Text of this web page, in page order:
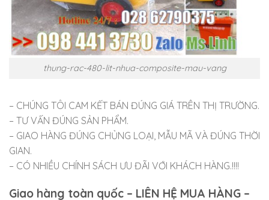
thung-rac-480-lit-nhua-composite-mau-vang
– CHÚNG TÔI CAM KẾT BÁN ĐÚNG GIÁ TRÊN THỊ TRƯỜNG.
– TƯ VẤN ĐÚNG SẢN PHẨM.
– GIAO HÀNG ĐÚNG CHỦNG LOẠI, MẪU MÃ VÀ ĐÚNG THỜI
GIAN.
– CÓ NHIỀU CHÍNH SÁCH ƯU ĐÃI VỚI KHÁCH HÀNG.!!!!
Giao hàng toàn quốc – LIÊN HỆ MUA HÀNG –